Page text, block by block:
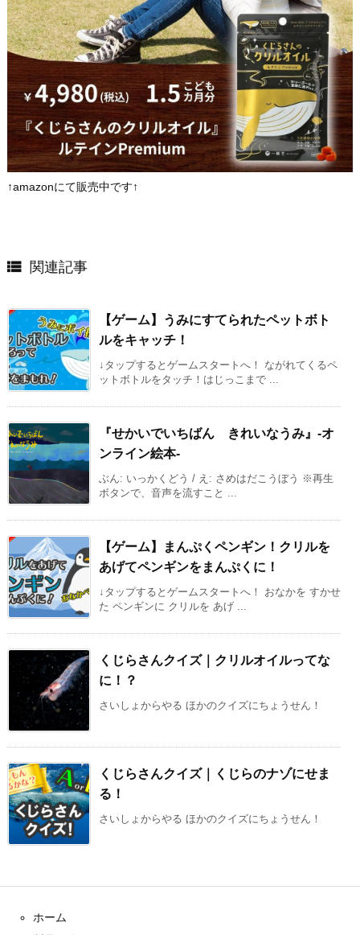
↑amazonにて販売中です↑
 関連記事
【ゲーム】うみにすてられたペットボト
ルをキャッチ！
↓タップするとゲームスタートへ！ ながれてくるペ
ットボトルをタッチ！はじっこまで ...
『せかいでいちばん きれいなうみ』-オ
ンライン絵本-
ぶん: いっかくどう / え: さめはだこうぼう ※再生
ボタンで、音声を流すこと ...
【ゲーム】まんぷくペンギン！クリルを
あげてペンギンをまんぷくに！
↓タップするとゲームスタートへ！ おなかを すかせ
た ペンギンに クリルを あげ ...
くじらさんクイズ｜クリルオイルってな
に！？
さいしょからやる ほかのクイズにちょうせん！
くじらさんクイズ｜くじらのナゾにせま
る！
さいしょからやる ほかのクイズにちょうせん！
ホーム